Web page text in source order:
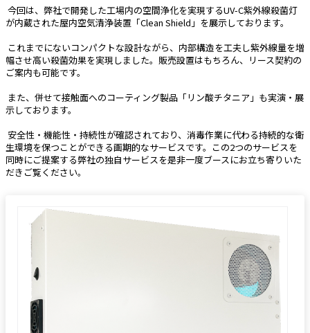
が内蔵された屋内空気清浄装置「Clean Shield」を展示しております。
幅させ高い殺菌効果を実現しました。販売設置はもちろん、リース契約の
ご案内も可能です。
示しております。
生環境を保つことができる画期的なサービスです。この2つのサービスを
同時にご提案する弊社の独自サービスを是非一度ブースにお立ち寄りいた
だきご覧ください。